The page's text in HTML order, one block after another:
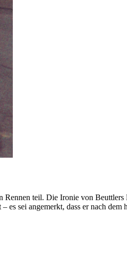
teil. Die Ironie von Beuttlers
sei angemerkt, dass er nach dem